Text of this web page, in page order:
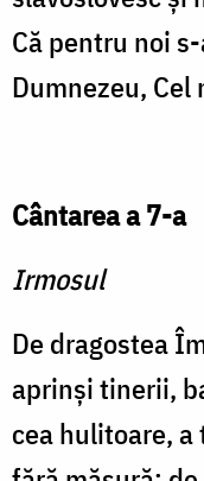
Că pentru noi
Dumnezeu,
Cântarea a 7-a
Irmosul
De dragostea
aprinşi tinerii,
cea hulitoare,